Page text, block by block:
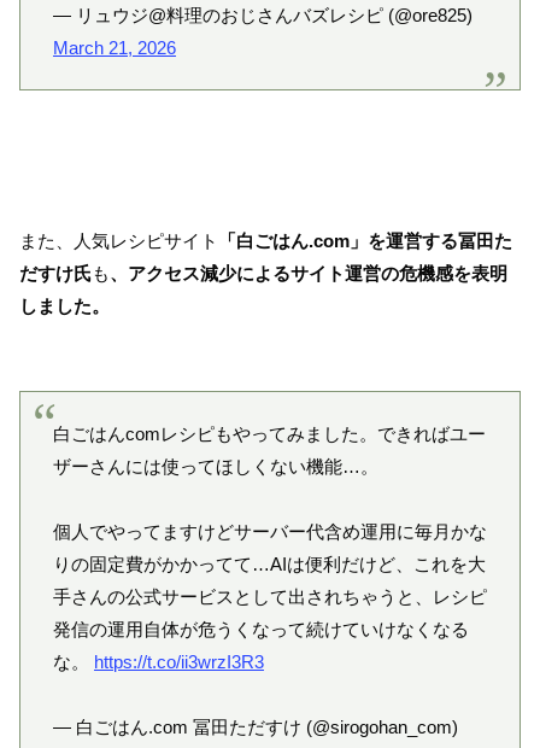
— リュウジ@料理のおじさんバズレシピ (@ore825)
March 21, 2026
また、人気レシピサイト
「白ごはん.com」を運営する冨田た
だすけ氏も、アクセス減少によるサイト運営の危機感を表明
しました。
白ごはんcomレシピもやってみました。できればユー
ザーさんには使ってほしくない機能…。
個人でやってますけどサーバー代含め運用に毎月かな
りの固定費がかかってて…AIは便利だけど、これを大
手さんの公式サービスとして出されちゃうと、レシピ
発信の運用自体が危うくなって続けていけなくなる
な。 https://t.co/ii3wrzI3R3
— 白ごはん.com 冨田ただすけ (@sirogohan_com)